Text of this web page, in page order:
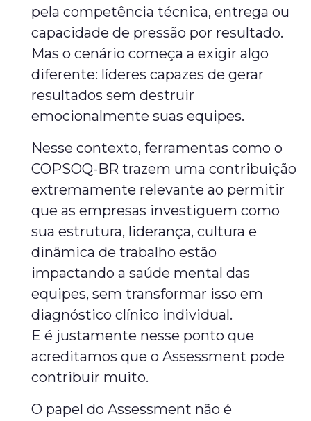
pela competência técnica, entrega ou
capacidade de pressão por resultado.
Mas o cenário começa a exigir algo
diferente: líderes capazes de gerar
resultados sem destruir
emocionalmente suas equipes.
Nesse contexto, ferramentas como o
COPSOQ-BR trazem uma contribuição
extremamente relevante ao permitir
que as empresas investiguem como
sua estrutura, liderança, cultura e
dinâmica de trabalho estão
impactando a saúde mental das
equipes, sem transformar isso em
diagnóstico clínico individual.
E é justamente nesse ponto que
acreditamos que o Assessment pode
contribuir muito.
O papel do Assessment não é